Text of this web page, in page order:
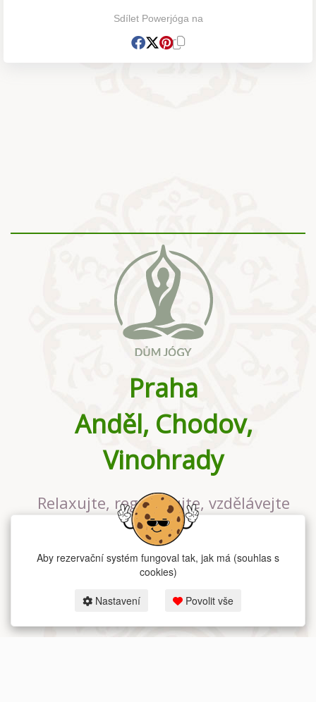
Sdílet Powerjóga na
Praha
Anděl, Chodov,
Vinohrady
Relaxujte, regenerujte, vzdělávejte
se v největším jógovém studiu v
Praze
Aby rezervační systém fungoval tak, jak má (souhlas s
cookies)
Nastavení Povolit vše